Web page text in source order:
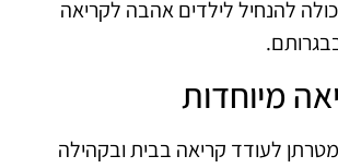
להנחיל לילדים אהבה לקריאה
מיוחדות
שמטרתן לעודד קריאה בבית ובקהילה